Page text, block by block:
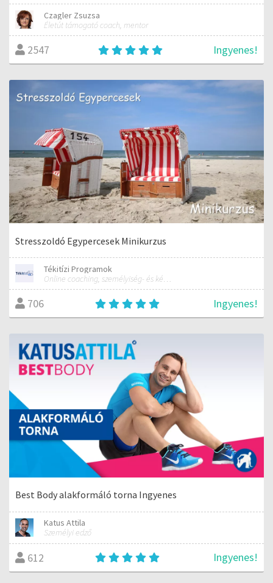
Czagler Zsuzsa
Életút támogató coach, mentor
2547 Ingyenes!
Stresszoldó Egypercesek Minikurzus
Tékitízi Programok
Online coaching, személyiség- és képességfejlesztés
706 Ingyenes!
Best Body alakformáló torna Ingyenes
Katus Attila
Személyi edző
612 Ingyenes!